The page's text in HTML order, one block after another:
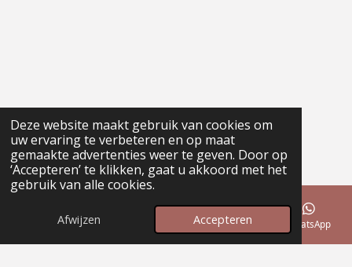
Deze website maakt gebruik van cookies om
uw ervaring te verbeteren en op maat
gemaakte advertenties weer te geven. Door op
‘Accepteren’ te klikken, gaat u akkoord met het
gebruik van alle cookies.
Afwijzen Accepteren
E-mailadres Telefoonnummer WhatsApp